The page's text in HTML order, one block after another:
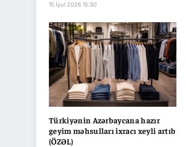
15 İyul 2026 15:30
Türkiyənin Azərbaycana hazır
geyim məhsulları ixracı xeyli artıb
(ÖZƏL)